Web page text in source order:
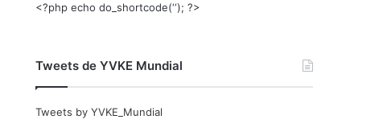
<?php echo do_shortcode(‘‘); ?>
Tweets de YVKE Mundial
Tweets by YVKE_Mundial